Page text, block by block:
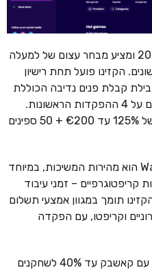
Wazbee Casino הושק בשנת 2024 ומציע מבחר עצום של למעלה
מ-40 ספקים שונים. הקזינו פועל תחת רישיון
קבלת פנים נדיבה הכוללת
בונוס עד 280% ו-230 ספינים חינם על 4 ההפקדות הראשונות.
ההפקדה הראשונה מזכה בבונוס של 125% עד €200 + 50 ספינים
אחד היתרונות הבולטים של Wazbee הוא מהירות המשיכות, במיוחד
– זמני עיבוד
דקות עד 34 שעות. הקזינו תומך במגוון אמצעי תשלום
וקריפטו, עם הפקדה
Wazbee מציע תוכנית VIP מקיפה עם קאשבק עד 40% לשחקנים